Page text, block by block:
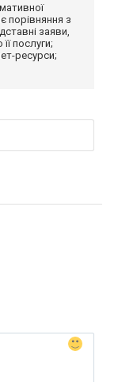
порівняння з
заяви,
послуги;
ресурси;